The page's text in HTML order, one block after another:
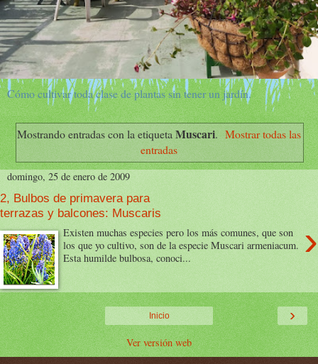
Cómo cultivar toda clase de plantas sin tener un jardín.
Mostrando entradas con la etiquetaMuscari. Mostrar todas las
entradas
domingo, 25 de enero de 2009
2, Bulbos de primavera para
terrazas y balcones: Muscaris
›
Existen muchas especies pero los más comunes, que son
los que yo cultivo, son de la especie Muscari armeniacum.
Esta humilde bulbosa, conoci...
›
Inicio
Ver versión web